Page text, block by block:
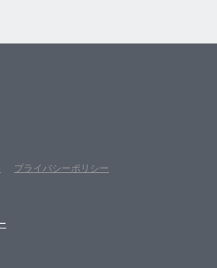
プライバシーポリシー